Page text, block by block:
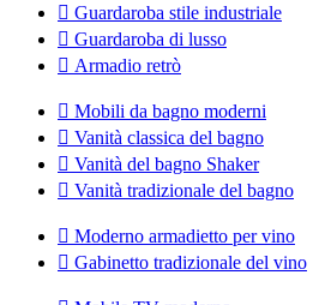
 Guardaroba stile industriale
 Guardaroba di lusso
 Armadio retrò
 Mobili da bagno moderni
 Vanità classica del bagno
 Vanità del bagno Shaker
 Vanità tradizionale del bagno
 Moderno armadietto per vino
 Gabinetto tradizionale del vino